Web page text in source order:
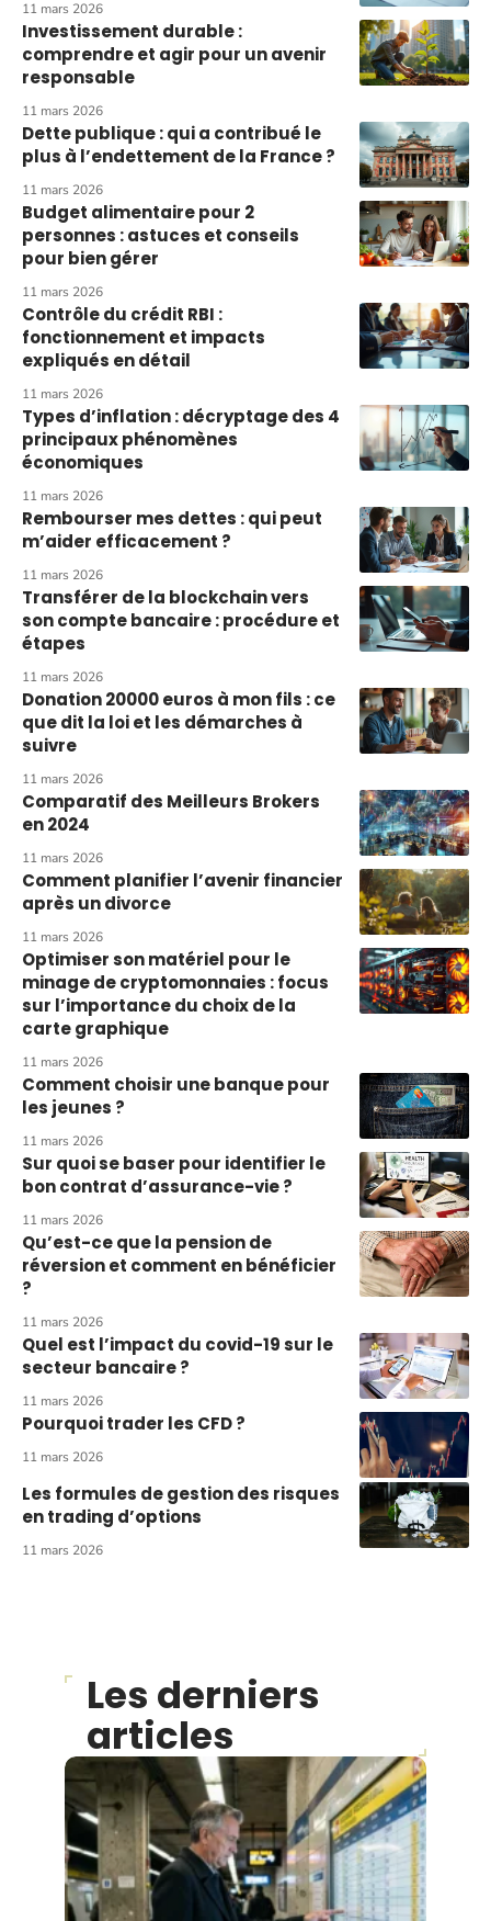
11 mars 2026
Investissement durable :
comprendre et agir pour un avenir
responsable
11 mars 2026
Dette publique : qui a contribué le
plus à l’endettement de la France ?
11 mars 2026
Budget alimentaire pour 2
personnes : astuces et conseils
pour bien gérer
11 mars 2026
Contrôle du crédit RBI :
fonctionnement et impacts
expliqués en détail
11 mars 2026
Types d’inflation : décryptage des 4
principaux phénomènes
économiques
11 mars 2026
Rembourser mes dettes : qui peut
m’aider efficacement ?
11 mars 2026
Transférer de la blockchain vers
son compte bancaire : procédure et
étapes
11 mars 2026
Donation 20000 euros à mon fils : ce
que dit la loi et les démarches à
suivre
11 mars 2026
Comparatif des Meilleurs Brokers
en 2024
11 mars 2026
Comment planifier l’avenir financier
après un divorce
11 mars 2026
Optimiser son matériel pour le
minage de cryptomonnaies : focus
sur l’importance du choix de la
carte graphique
11 mars 2026
Comment choisir une banque pour
les jeunes ?
11 mars 2026
Sur quoi se baser pour identifier le
bon contrat d’assurance-vie ?
11 mars 2026
Qu’est-ce que la pension de
réversion et comment en bénéficier
?
11 mars 2026
Quel est l’impact du covid-19 sur le
secteur bancaire ?
11 mars 2026
Pourquoi trader les CFD ?
11 mars 2026
Les formules de gestion des risques
en trading d’options
11 mars 2026
Les derniers
articles